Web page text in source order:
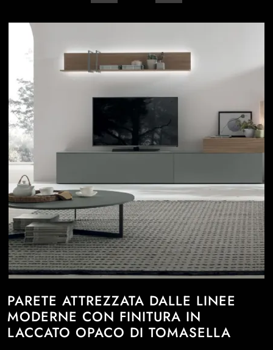
PARETE ATTREZZATA DALLE LINEE
MODERNE CON FINITURA IN
LACCATO OPACO DI TOMASELLA